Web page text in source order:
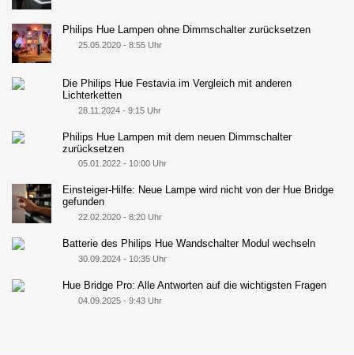
Philips Hue Lampen ohne Dimmschalter zurücksetzen
25.05.2020 - 8:55 Uhr
Die Philips Hue Festavia im Vergleich mit anderen
Lichterketten
28.11.2024 - 9:15 Uhr
Philips Hue Lampen mit dem neuen Dimmschalter
zurücksetzen
05.01.2022 - 10:00 Uhr
Einsteiger-Hilfe: Neue Lampe wird nicht von der Hue Bridge
gefunden
22.02.2020 - 8:20 Uhr
Batterie des Philips Hue Wandschalter Modul wechseln
30.09.2024 - 10:35 Uhr
Hue Bridge Pro: Alle Antworten auf die wichtigsten Fragen
04.09.2025 - 9:43 Uhr